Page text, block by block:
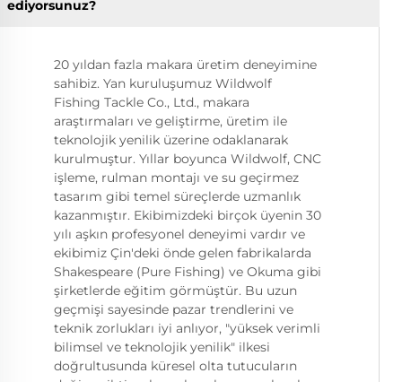
ediyorsunuz?
20 yıldan fazla makara üretim deneyimine
sahibiz. Yan kuruluşumuz Wildwolf
Fishing Tackle Co., Ltd., makara
araştırmaları ve geliştirme, üretim ile
teknolojik yenilik üzerine odaklanarak
kurulmuştur. Yıllar boyunca Wildwolf, CNC
işleme, rulman montajı ve su geçirmez
tasarım gibi temel süreçlerde uzmanlık
kazanmıştır. Ekibimizdeki birçok üyenin 30
yılı aşkın profesyonel deneyimi vardır ve
ekibimiz Çin'deki önde gelen fabrikalarda
Shakespeare (Pure Fishing) ve Okuma gibi
şirketlerde eğitim görmüştür. Bu uzun
geçmişi sayesinde pazar trendlerini ve
teknik zorlukları iyi anlıyor, "yüksek verimli
bilimsel ve teknolojik yenilik" ilkesi
doğrultusunda küresel olta tutucuların